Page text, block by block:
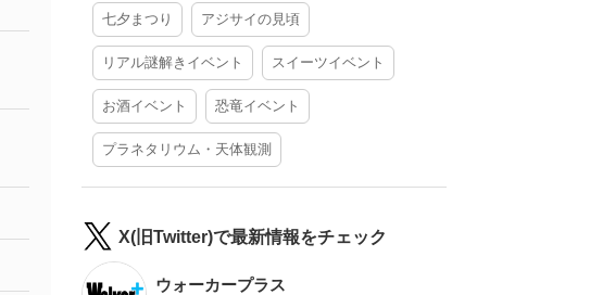
七夕まつり アジサイの見頃
リアル謎解きイベント スイーツイベント
お酒イベント 恐竜イベント
プラネタリウム・天体観測
X(旧Twitter)で最新情報をチェック
ウォーカープラス